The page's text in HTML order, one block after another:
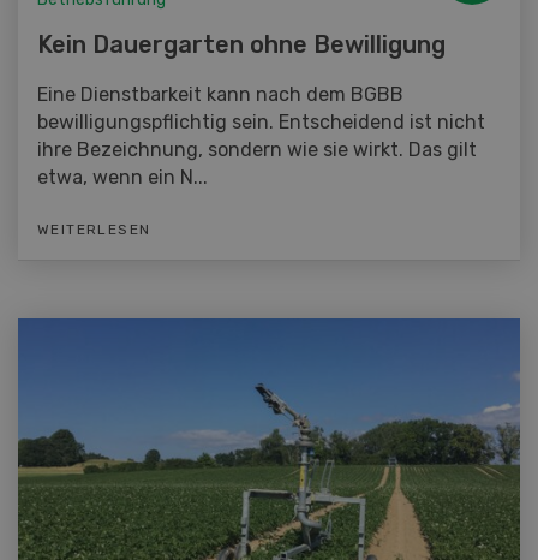
Kein Dauergarten ohne Bewilligung
Eine Dienstbarkeit kann nach dem BGBB
bewilligungspflichtig sein. Entscheidend ist nicht
ihre Bezeichnung, sondern wie sie wirkt. Das gilt
etwa, wenn ein N...
WEITERLESEN